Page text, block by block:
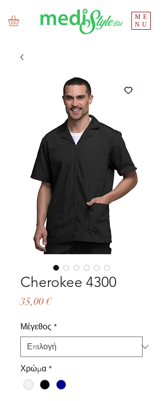
ME
NU
Cherokee 4300
35,00 €Τιμή
Μέγεθος *
Χρώμα *